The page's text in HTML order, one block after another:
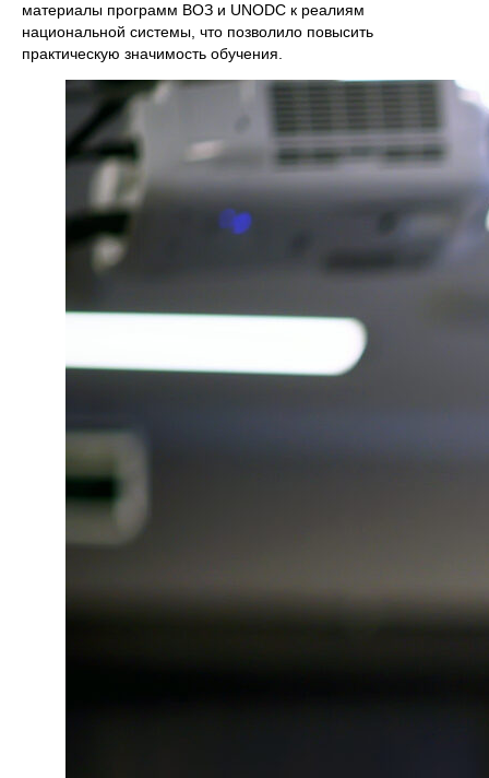
материалы программ ВОЗ и UNODC к реалиям
национальной системы, что позволило повысить
практическую значимость обучения.